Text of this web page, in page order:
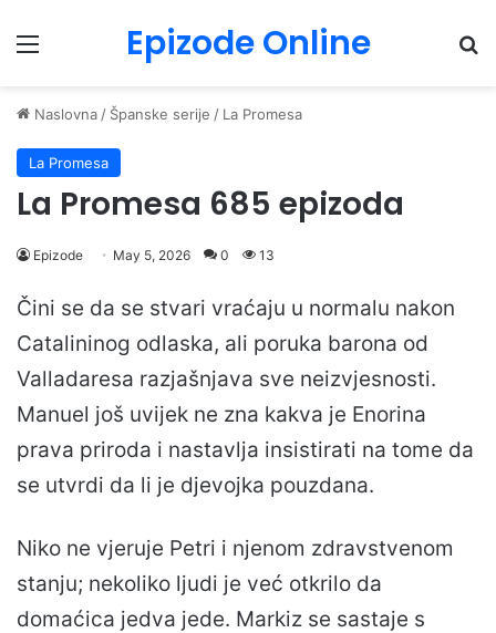
Menu Epizode Online
Naslovna / Španske serije / La Promesa
La Promesa
La Promesa 685 epizoda
Epizode May 5, 2026 0 13
Čini se da se stvari vraćaju u normalu nakon
Catalininog odlaska, ali poruka barona od
Valladaresa razjašnjava sve neizvjesnosti.
Manuel još uvijek ne zna kakva je Enorina
prava priroda i nastavlja insistirati na tome da
se utvrdi da li je djevojka pouzdana.
Niko ne vjeruje Petri i njenom zdravstvenom
stanju; nekoliko ljudi je već otkrilo da
domaćica jedva jede. Markiz se sastaje s